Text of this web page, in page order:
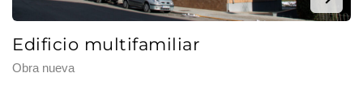
Edificio multifamiliar
Obra nueva